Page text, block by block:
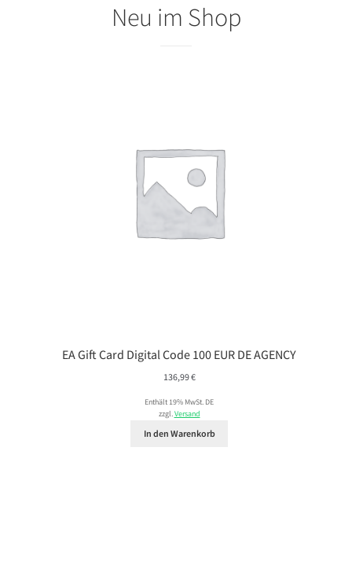
Neu im Shop
EA Gift Card Digital Code 100 EUR DE AGENCY
136,99€
Enthält 19% MwSt. DE
zzgl.Versand
In den Warenkorb